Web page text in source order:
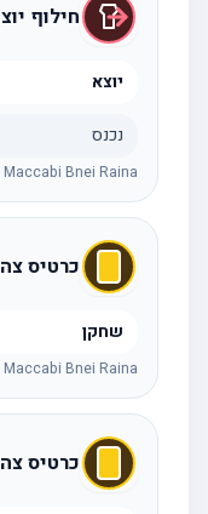
חילוף יוצא
יוצא
נכנס
Maccabi Bnei Raina
כרטיס צהוב
שחקן
Maccabi Bnei Raina
כרטיס צהוב